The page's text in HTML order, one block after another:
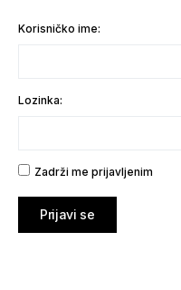
Korisničko ime:
Lozinka:
Zadrži me prijavljenim
Prijavi se